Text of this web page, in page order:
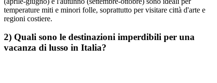
temperature miti e minori folle, soprattutto per visitare città d'arte e
regioni costiere.
2) Quali sono le destinazioni imperdibili per una
vacanza di lusso in Italia?